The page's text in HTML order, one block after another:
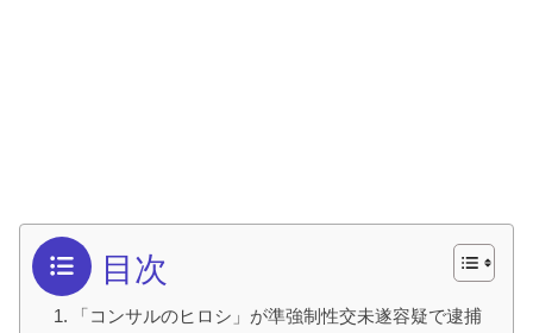
目次
「コンサルのヒロシ」が準強制性交未遂容疑で逮捕